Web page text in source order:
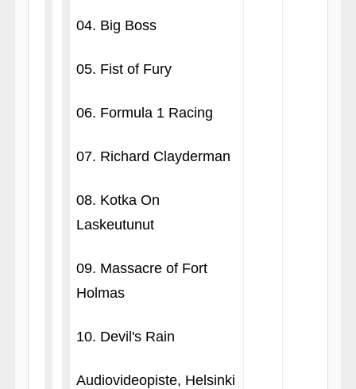
04. Big Boss
05. Fist of Fury
06. Formula 1 Racing
07. Richard Clayderman
08. Kotka On
Laskeutunut
09. Massacre of Fort
Holmas
10. Devil's Rain
Audiovideopiste, Helsinki